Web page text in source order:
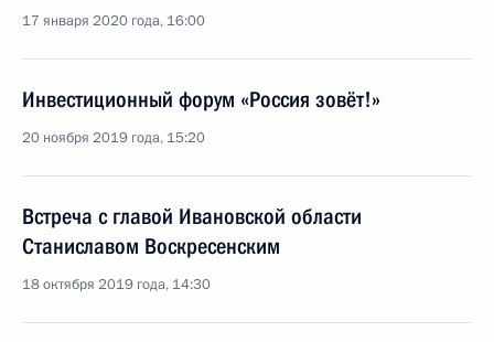
17 января 2020 года, 16:00
Инвестиционный форум «Россия зовёт!»
20 ноября 2019 года, 15:20
Встреча с главой Ивановской области
Станиславом Воскресенским
18 октября 2019 года, 14:30